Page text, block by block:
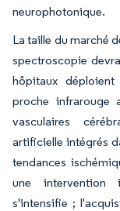
neurophotonique.
La taille du marché
spectroscopie
hôpitaux
proche infrarouge
vasculaires
artificielle intégrés
tendances
une intervention
s'intensifie ;